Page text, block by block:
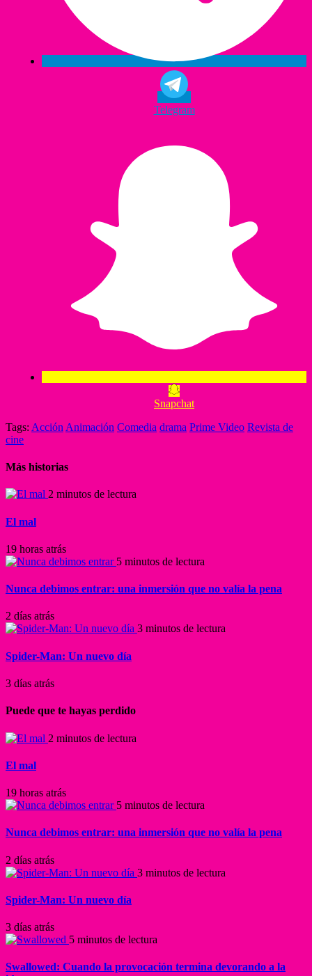
Telegram
Snapchat
Tags: Acción Animación Comedia drama Prime Video Revista de
cine
Más historias
2 minutos de lectura
El mal
19 horas atrás
5 minutos de lectura
Nunca debimos entrar: una inmersión que no valía la pena
2 días atrás
3 minutos de lectura
Spider-Man: Un nuevo día
3 días atrás
Puede que te hayas perdido
2 minutos de lectura
El mal
19 horas atrás
5 minutos de lectura
Nunca debimos entrar: una inmersión que no valía la pena
2 días atrás
3 minutos de lectura
Spider-Man: Un nuevo día
3 días atrás
5 minutos de lectura
Swallowed: Cuando la provocación termina devorando a la